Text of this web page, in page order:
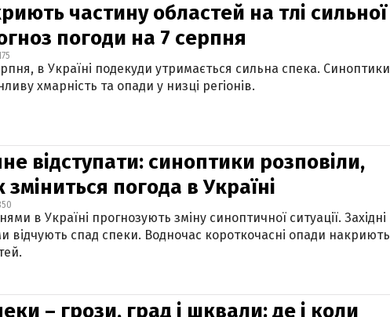
частину областей на тлі сильної
погоди на 7 серпня
в Україні подекуди утримається сильна спека. Синоптики
хмарність та опади у низці регіонів.
відступати: синоптики розповіли,
зміниться погода в Україні
в Україні прогнозують зміну синоптичної ситуації. Західні
відчують спад спеки. Водночас короткочасні опади накриють
– грози, град і шквали: де і коли